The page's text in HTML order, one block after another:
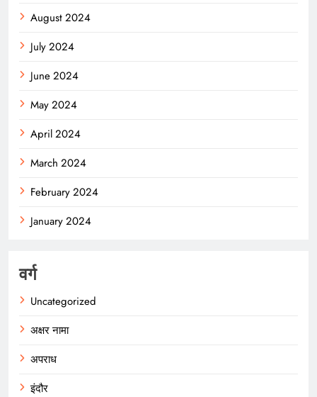
August 2024
July 2024
June 2024
May 2024
April 2024
March 2024
February 2024
January 2024
वर्ग
Uncategorized
अक्षर नामा
अपराध
इंदौर